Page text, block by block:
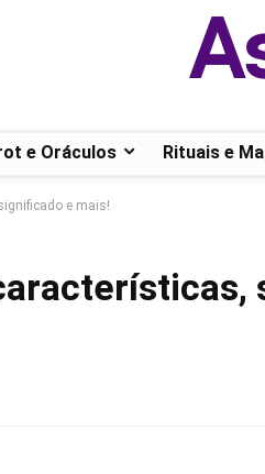
e Oráculos Rituais e
e mais!